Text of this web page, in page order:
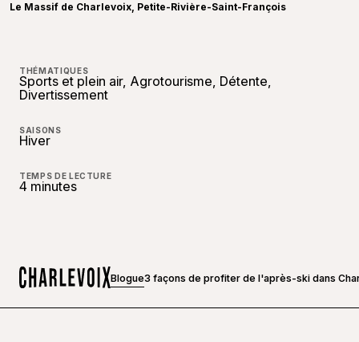
Le Massif de Charlevoix, Petite-Rivière-Saint-François
THÉMATIQUES
Sports et plein air, Agrotourisme, Détente,
Divertissement
SAISONS
Hiver
TEMPS DE LECTURE
4 minutes
Blogue3 façons de profiter de l'après-ski dans